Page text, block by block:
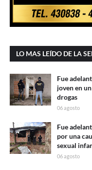
LO MAS LEÍDO DE LA
Fue
joven en
drogas
06 agosto
Fue
por una
sexual
06 agosto